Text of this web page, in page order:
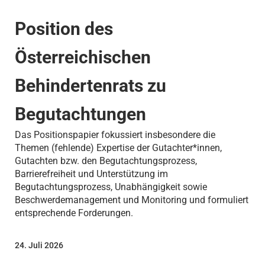
Position des
Österreichischen
Behindertenrats zu
Begutachtungen
Das Positionspapier fokussiert insbesondere die
Themen (fehlende) Expertise der Gutachter*innen,
Gutachten bzw. den Begutachtungsprozess,
Barrierefreiheit und Unterstützung im
Begutachtungsprozess, Unabhängigkeit sowie
Beschwerdemanagement und Monitoring und formuliert
entsprechende Forderungen.
24. Juli 2026